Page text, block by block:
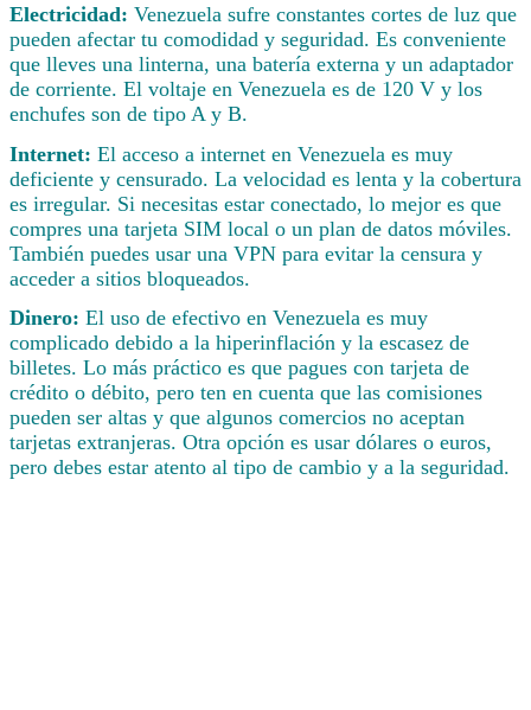
Electricidad: Venezuela sufre constantes cortes de luz que
pueden afectar tu comodidad y seguridad. Es conveniente
que lleves una linterna, una batería externa y un adaptador
de corriente. El voltaje en Venezuela es de 120 V y los
enchufes son de tipo A y B.
Internet: El acceso a internet en Venezuela es muy
deficiente y censurado. La velocidad es lenta y la cobertura
es irregular. Si necesitas estar conectado, lo mejor es que
compres una tarjeta SIM local o un plan de datos móviles.
También puedes usar una VPN para evitar la censura y
acceder a sitios bloqueados.
Dinero: El uso de efectivo en Venezuela es muy
complicado debido a la hiperinflación y la escasez de
billetes. Lo más práctico es que pagues con tarjeta de
crédito o débito, pero ten en cuenta que las comisiones
pueden ser altas y que algunos comercios no aceptan
tarjetas extranjeras. Otra opción es usar dólares o euros,
pero debes estar atento al tipo de cambio y a la seguridad.